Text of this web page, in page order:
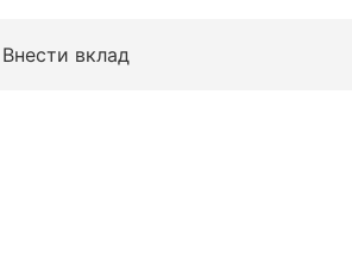
Внести вклад